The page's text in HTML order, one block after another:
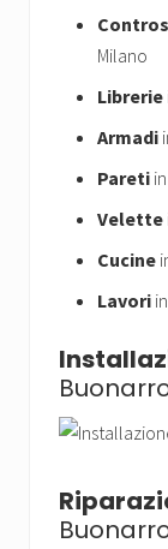
Milano
Librerie
Armadi
Pareti
Velette
Cucine
Lavori